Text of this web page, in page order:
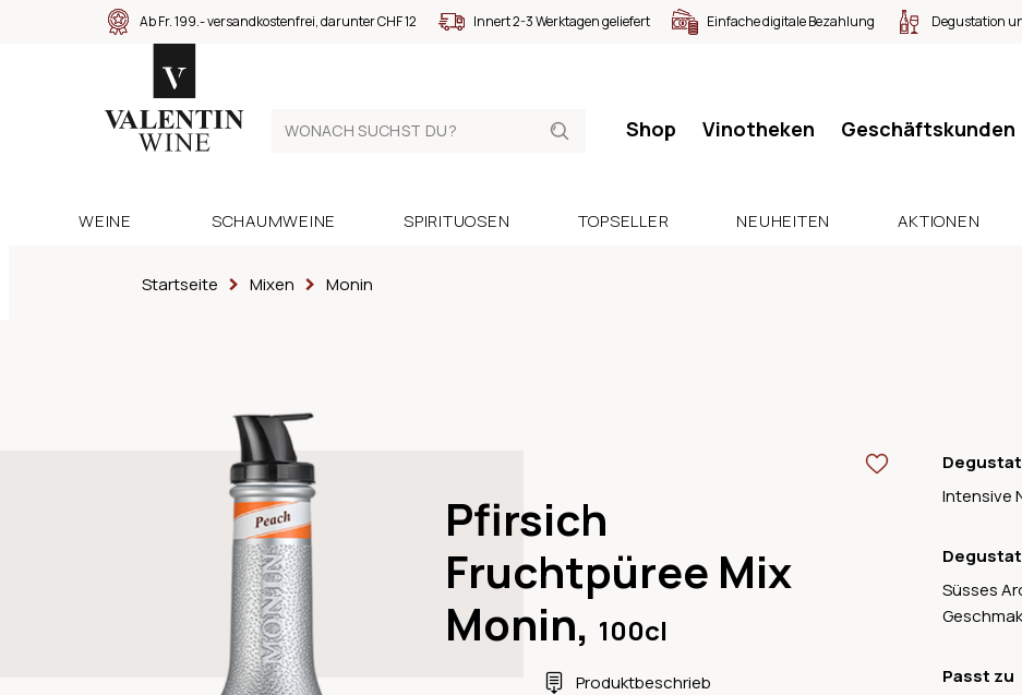
Ab Fr. 199.- versandkostenfrei, darunter CHF 12 Innert 2-3 Werktagen geliefert Einfache digitale Bezahlung Degustation
Shop Vinotheken Geschäftskunden
WEINE SCHAUMWEINE SPIRITUOSEN TOPSELLER NEUHEITEN AKTIONEN
Startseite Mixen Monin
Pfirsich
Fruchtpüree Mix
Monin, 100cl
Produktbeschrieb
Intensive
Süsses
Passt zu